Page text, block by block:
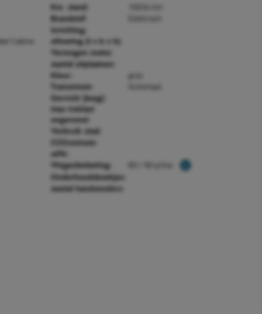
Cabine
Km. stand: 10034 km
Brandstof: Elektrisch
Inrichting:
Afmeting (l x b x h):
Vermogen motor:
Aantal zitplaatsen:
Kleur:
grijs
Transmissie: Automaat
Gewicht (leeg):
Max treklast
ongeremd:
Verbruik stad:
CO2-emissie:
APK:
Wegenbelasting:
€0 / €0 p/kw
Onderhoudsboekjes:
Aantal handzenders: